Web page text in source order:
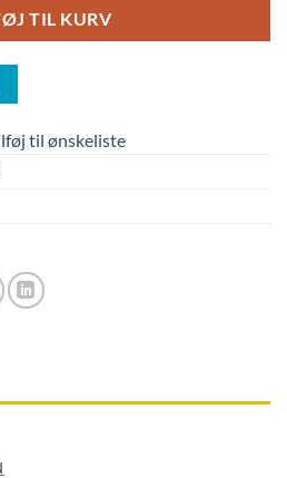
TIL KURV
til ønskeliste